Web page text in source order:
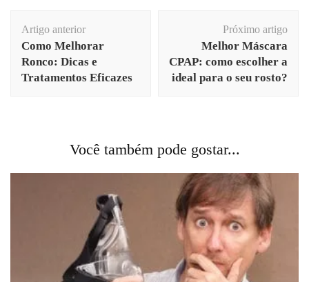
de
post
Artigo anterior
Como Melhorar
Ronco: Dicas e
Tratamentos Eficazes
Próximo artigo
Melhor Máscara
CPAP: como escolher a
ideal para o seu rosto?
Você também pode gostar...